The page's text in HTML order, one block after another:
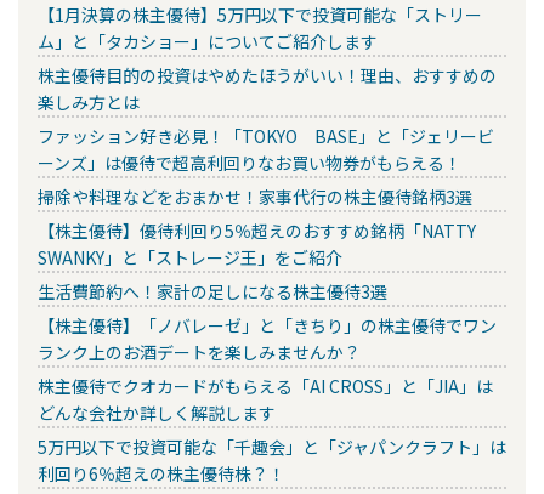
【1月決算の株主優待】5万円以下で投資可能な「ストリー
ム」と「タカショー」についてご紹介します
株主優待目的の投資はやめたほうがいい！理由、おすすめの
楽しみ方とは
ファッション好き必見！「TOKYO BASE」と「ジェリービ
ーンズ」は優待で超高利回りなお買い物券がもらえる！
掃除や料理などをおまかせ！家事代行の株主優待銘柄3選
【株主優待】優待利回り5％超えのおすすめ銘柄「NATTY
SWANKY」と「ストレージ王」をご紹介
生活費節約へ！家計の足しになる株主優待3選
【株主優待】「ノバレーゼ」と「きちり」の株主優待でワン
ランク上のお酒デートを楽しみませんか？
株主優待でクオカードがもらえる「AI CROSS」と「JIA」は
どんな会社か詳しく解説します
5万円以下で投資可能な「千趣会」と「ジャパンクラフト」は
利回り6％超えの株主優待株？！